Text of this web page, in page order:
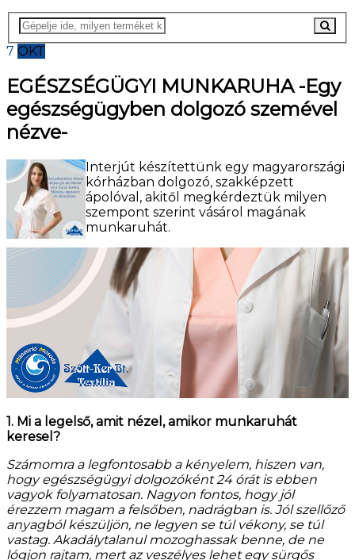
7 OKT
EGÉSZSÉGÜGYI MUNKARUHA -Egy
egészségügyben dolgozó szemével
nézve-
Interjút készítettünk egy magyarországi
kórházban dolgozó, szakképzett
ápolóval, akitől megkérdeztük milyen
szempont szerint vásárol magának
munkaruhát.
1. Mi a legelső, amit nézel, amikor munkaruhát
keresel?
Számomra a legfontosabb a kényelem, hiszen van,
hogy egészségügyi dolgozóként 24 órát is ebben
vagyok folyamatosan. Nagyon fontos, hogy jól
érezzem magam a felsőben, nadrágban is. Jól szellőző
anyagból készüljön, ne legyen se túl vékony, se túl
vastag. Akadálytalanul mozoghassak benne, de ne
lógjon rajtam, mert az veszélyes lehet egy sürgős